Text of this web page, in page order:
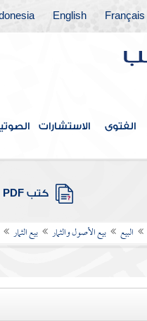
Français
English
الفتوى الاستشارات
كتب PDF
البيع بيع الأصول والثمار بيع الثمار